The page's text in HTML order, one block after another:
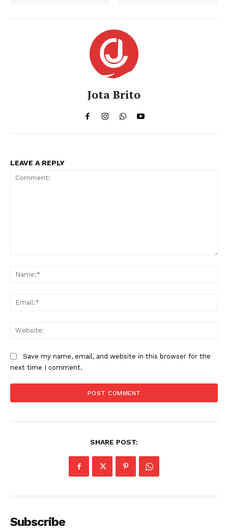
Jota Brito
LEAVE A REPLY
Save my name, email, and website in this browser for the
next time I comment.
SHARE POST:
Subscribe